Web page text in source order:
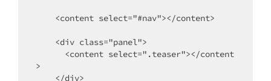
>